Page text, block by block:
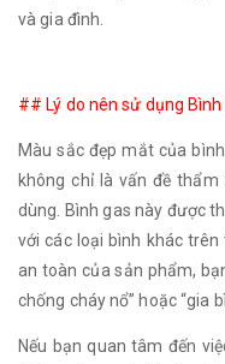
và gia đình.
## Lý do nên sử dụng
Màu sắc đẹp mắt của
không chỉ là vấn đề
dùng. Bình gas này được
với các loại bình khác
an toàn của sản phẩm,
chống cháy nổ” hoặc “gia
Nếu bạn quan tâm đến